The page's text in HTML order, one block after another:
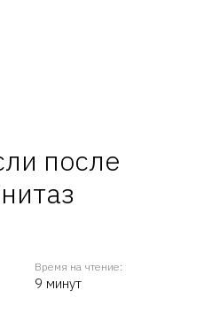
после
Время на чтение:
9 минут